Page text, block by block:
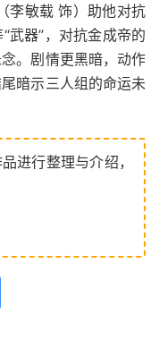
李敏载 饰）助他对抗
武器”，对抗金成帝的
。剧情更黑暗，动作
暗示三人组的命运未
进行整理与介绍，